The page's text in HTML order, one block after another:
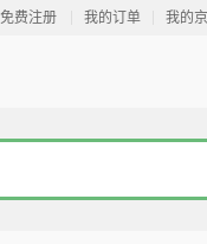
免费注册 我的订单 我的